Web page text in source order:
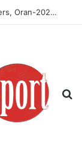
Championnat national d’été open et masters, Oran-2026 — Le CRB s’adjuge le titre